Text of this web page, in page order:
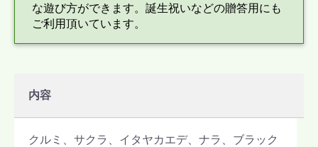
な遊び方ができます。誕生祝いなどの贈答用にも
ご利用頂いています。
内容
クルミ、サクラ、イタヤカエデ、ナラ、ブラック